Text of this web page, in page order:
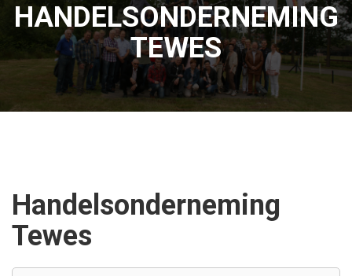
HANDELSONDERNEMING
TEWES
Handelsonderneming
Tewes